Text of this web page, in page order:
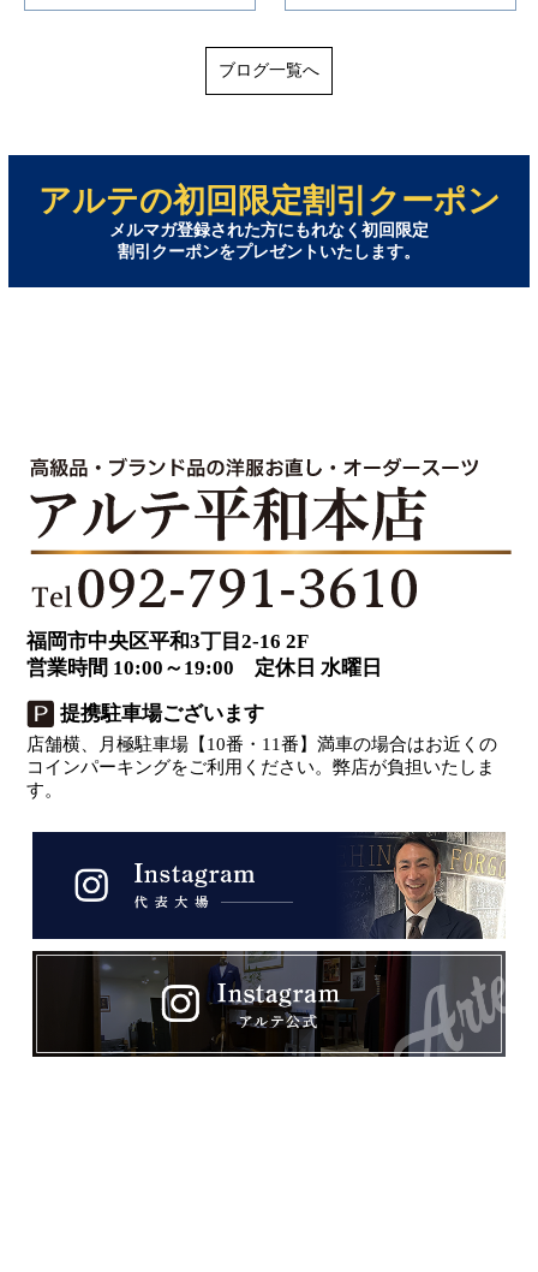
ブログ一覧へ
アルテの初回限定割引クーポン
メルマガ登録された方にもれなく初回限定
割引クーポンをプレゼントいたします。
福岡市中央区平和3丁目2-16 2F
営業時間 10:00～19:00 定休日 水曜日
提携駐車場ございます
店舗横、月極駐車場【10番・11番】満車の場合はお近くの
コインパーキングをご利用ください。弊店が負担いたしま
す。